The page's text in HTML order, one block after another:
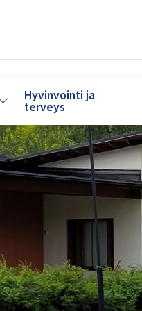
alasvetovalikkoa
Hyvinvointi ja
terveys